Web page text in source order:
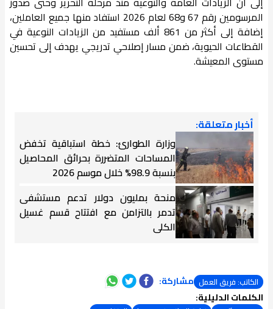
المرسومين رقم 67 و68 لعام 2026 استفاد منها جميع العاملين،
إضافة إلى أكثر من 861 ألف مستفيد من الزيادات النوعية في
القطاعات الحيوية، ضمن مسار إصلاحي تدريجي يهدف إلى تحسين
مستوى المعيشة.
أخبار متعلقة:
وزارة الطوارئ: خطة استباقية تخفض
المساحات المتضررة بحرائق المحاصيل
بنسبة 98.9% خلال موسم 2026
منحة بمليون دولار تدعم مستشفى
تدمر بالتزامن مع افتتاح قسم غسيل
الكلى
الكاتب: فريق العمل مشاركة:
الكلمات الدليلية: